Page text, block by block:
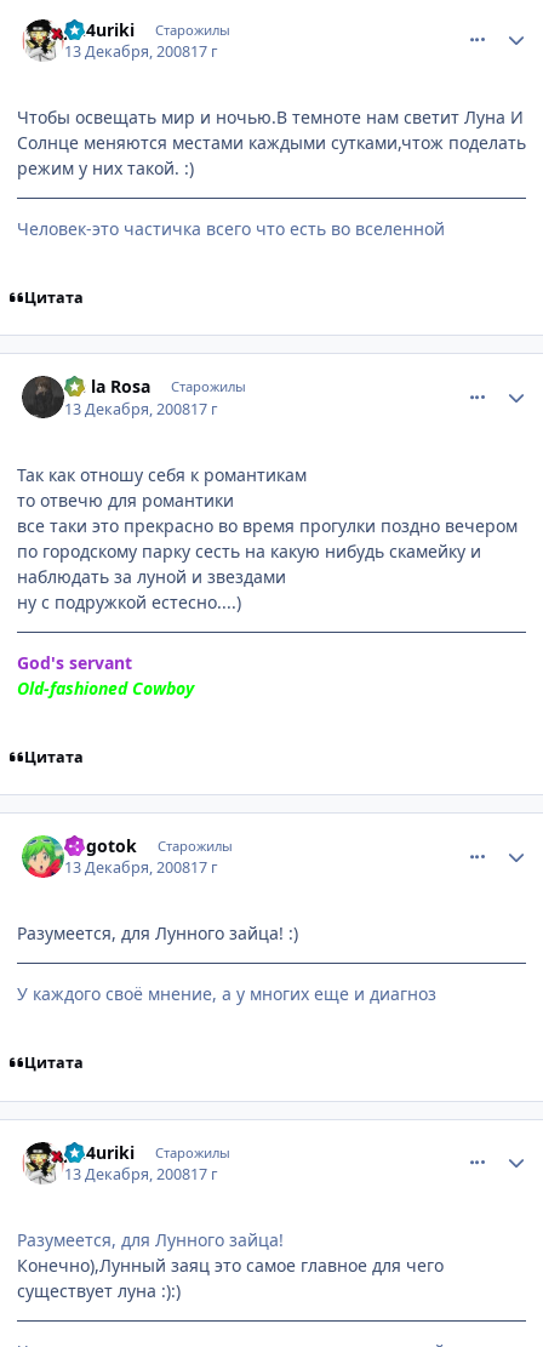
Jin4uriki Старожилы
13 Декабря, 200817 г
Чтобы освещать мир и ночью.В темноте нам светит Луна И
Солнце меняются местами каждыми сутками,чтож поделать
режим у них такой. :)
Человек-это частичка всего что есть во вселенной
Цитата
De la Rosa Старожилы
13 Декабря, 200817 г
Так как отношу себя к романтикам
то отвечю для романтики
все таки это прекрасно во время прогулки поздно вечером
по городскому парку сесть на какую нибудь скамейку и
наблюдать за луной и звездами
ну с подружкой естесно....)
God's servant
Old-fashioned Cowboy
Цитата
Kogotok Старожилы
13 Декабря, 200817 г
Разумеется, для Лунного зайца! :)
У каждого своё мнение, а у многих еще и диагноз
Цитата
Jin4uriki Старожилы
13 Декабря, 200817 г
Разумеется, для Лунного зайца!
Конечно),Лунный заяц это самое главное для чего
существует луна :):)